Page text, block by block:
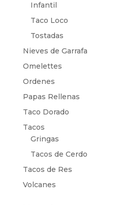
Infantil
Taco Loco
Tostadas
Nieves de Garrafa
Omelettes
Ordenes
Papas Rellenas
Taco Dorado
Tacos
Gringas
Tacos de Cerdo
Tacos de Res
Volcanes